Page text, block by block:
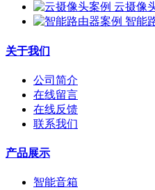
云摄像
智能
关于我们
公司简介
在线留言
在线反馈
联系我们
产品展示
智能音箱